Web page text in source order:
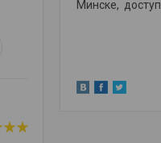
Минске,